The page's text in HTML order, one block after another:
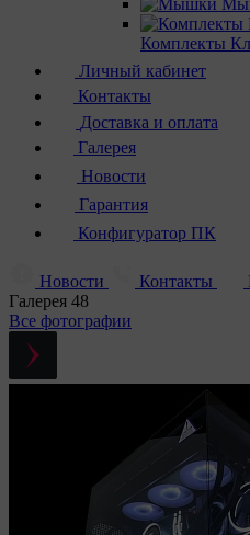
Комплекты
Личный кабинет
Контакты
Доставка и оплата
Галерея
Новости
Гарантия
Конфигуратор ПК
Новости Контакты
Галерея 48
Все фотографии